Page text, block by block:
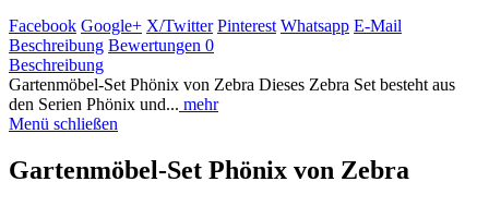
Facebook Google+ X/Twitter Pinterest Whatsapp E-Mail
Beschreibung Bewertungen 0
Beschreibung
Gartenmöbel-Set Phönix von Zebra Dieses Zebra Set besteht aus
den Serien Phönix und... mehr
Menü schließen
Gartenmöbel-Set Phönix von Zebra